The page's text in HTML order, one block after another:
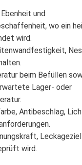
und
wo ein
wird.
beim Befüllen
Lager- oder
Antibeschlag,
Leckageziel
wird.